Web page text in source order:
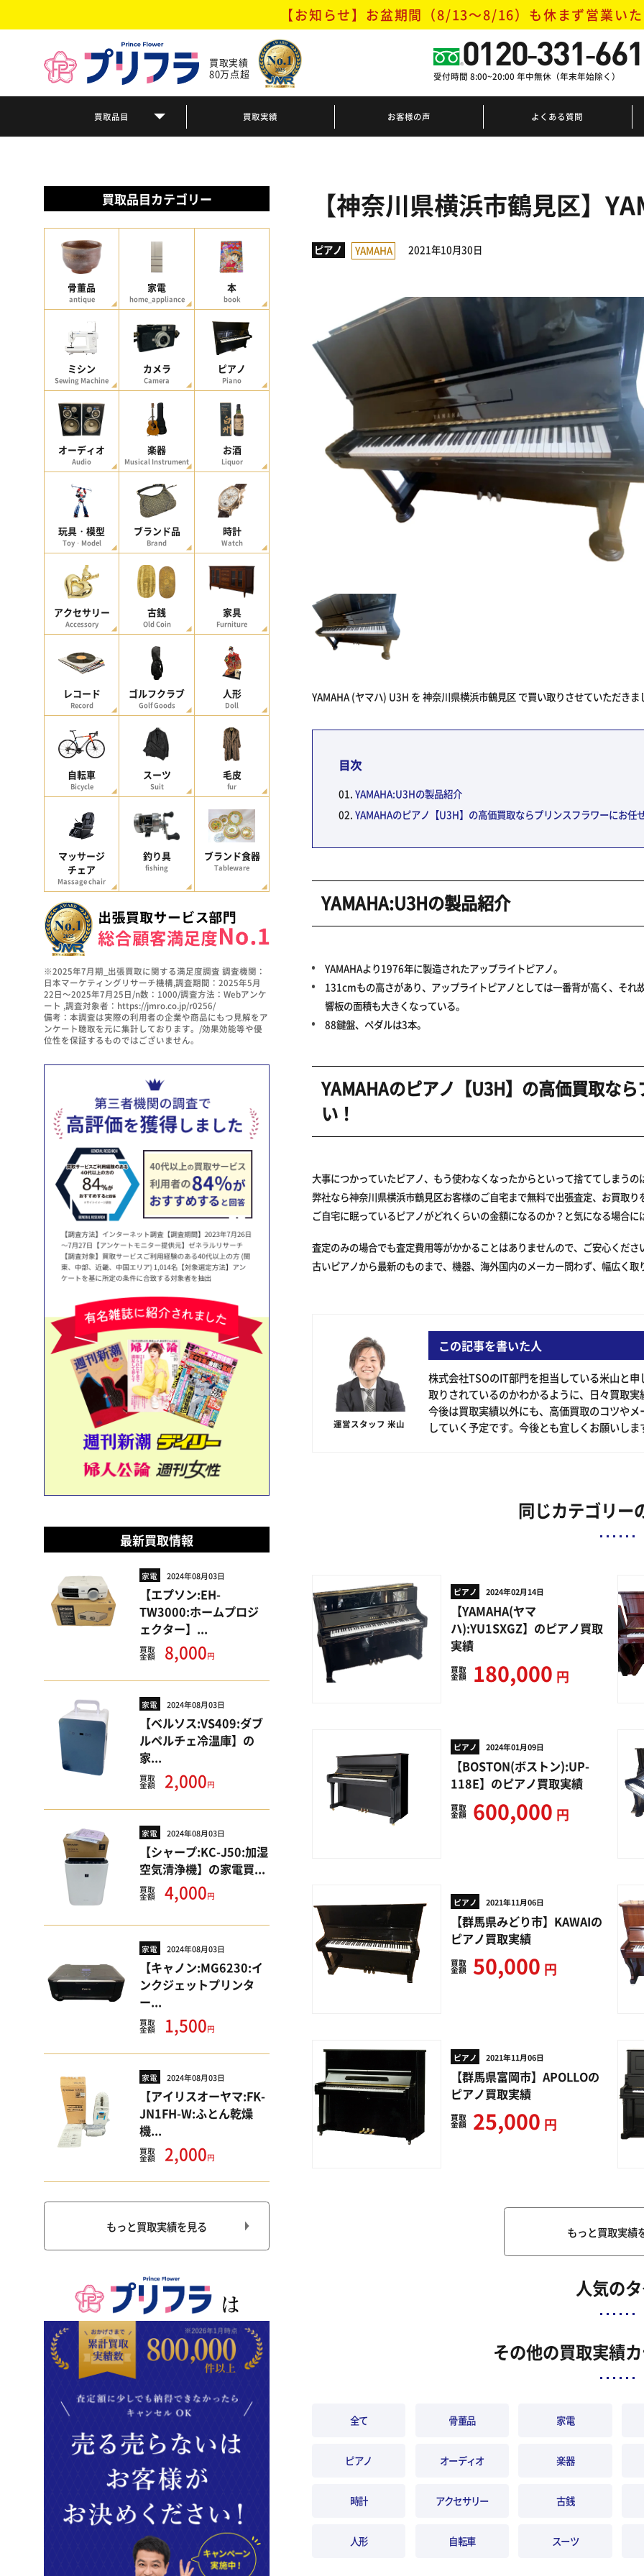
【お知らせ】お盆期間（8/13～8/16） も休まず営業い
買取実績
80万点超
買取品目 買取実績 お客様の声 よくある質問
0120-331-661
受付時間 8:00~20:00 年中無休（年末年始除く）
買取品目カテゴリー
骨董品
antique
家電
home_appliance
本
book
ミシン
Sewing Machine
カメラ
Camera
ピアノ
Piano
オーディオ
Audio
楽器
Musical Instrument
お酒
Liquor
玩具・模型
Toy・Model
ブランド品
Brand
時計
Watch
アクセサリー
Accessory
古銭
Old Coin
家具
Furniture
レコード
Record
ゴルフクラブ
Golf Goods
人形
Doll
自転車
Bicycle
スーツ
Suit
毛皮
fur
マッサージ
チェア
Massage chair
釣り具
fishing
ブランド食器
Tableware
※2025年7月期_出張買取に関する満足度調査 調査機関：
日本マーケティングリサーチ機構,調査期間：2025年5月
22日～2025年7月25日/n数：1000/調査方法：Webアンケ
ート ,調査対象者：https://jmro.co.jp/r0256/
備考：本調査は実際の利用者の企業や商品にもつ見解をア
ンケート聴取を元に集計しております。/効果効能等や優
位性を保証するものではございません。
最新買取情報
家電 2024年08月03日
【エプソン:EH-
TW3000:ホームプロジ
ェクター】...
買取
金額 8,000円
家電 2024年08月03日
【ベルソス:VS409:ダブ
ルペルチェ冷温庫】の
家...
買取
金額 2,000円
家電 2024年08月03日
【シャープ:KC-J50:加湿
空気清浄機】の家電買...
買取
金額 4,000円
家電 2024年08月03日
【キャノン:MG6230:イ
ンクジェットプリンタ
ー...
買取
金額 1,500円
家電 2024年08月03日
【アイリスオーヤマ:FK-
JN1FH-W:ふとん乾燥
機...
買取
金額 2,000円
もっと買取実績を見る
【神奈川県横浜市鶴見区】
ピアノ YAMAHA 2021年10月30日
YAMAHA (ヤマハ) U3H を 神奈川県横浜市鶴見区 で買い取りさせていただきま
目次
YAMAHA:U3Hの製品紹介
YAMAHAのピアノ【U3H】の高価買取ならプリンスフラワーにお任
YAMAHA:U3Hの製品紹介
YAMAHAより1976年に製造されたアップライトピアノ。
131cmもの高さがあり、アップライトピアノとしては一番背が高く、それ
響板の面積も大きくなっている。
88鍵盤、ペダルは3本。
YAMAHAのピアノ【U3H】の高価買取な
い！
大事につかっていたピアノ、もう使わなくなったからといって捨ててしまうの
弊社なら神奈川県横浜市鶴見区お客様のご自宅まで無料で出張査定、お買取り
ご自宅に眠っているピアノがどれくらいの金額になるのか？と気になる場合に
査定のみの場合でも査定費用等がかかることはありませんので、ご安心くださ
古いピアノから最新のものまで、機器、海外国内のメーカー問わず、幅広く
運営スタッフ 米山
この記事を書いた人
株式会社TSOのIT部門を担当している米山と
取りされているのかわかるように、日々買取実
今後は買取実績以外にも、高価買取のコツや
していく予定です。今後とも宜しくお願いしま
同じカテゴリー
ピアノ 2024年02月14日
【YAMAHA(ヤマ
ハ):YU1SXGZ】のピアノ買取
実績
買取
金額 180,000 円
ピアノ 2024年01月09日
【BOSTON(ボストン):UP-
118E】のピアノ買取実績
買取
金額 600,000 円
ピアノ 2021年11月06日
【群馬県みどり市】KAWAIの
ピアノ買取実績
買取
金額 50,000 円
ピアノ 2021年11月06日
【群馬県富岡市】APOLLOの
ピアノ買取実績
買取
金額 25,000 円
もっと買取実績
人気の
その他の買取実績
全て 骨董品 家電
ピアノ オーディオ 楽器
時計 アクセサリー 古銭
人形 自転車 スーツ